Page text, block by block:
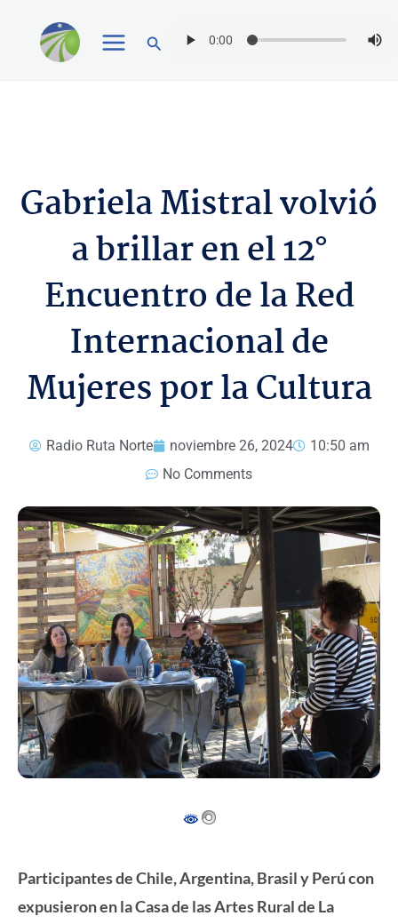
Buscar
Gabriela Mistral volvió
a brillar en el 12°
Encuentro de la Red
Internacional de
Mujeres por la Cultura
Radio Ruta Norte noviembre 26, 2024
10:50 am
No Comments
Participantes de Chile, Argentina, Brasil y Perú con
expusieron en la Casa de las Artes Rural de La